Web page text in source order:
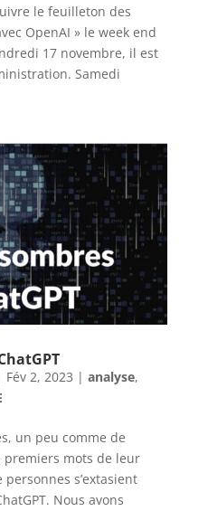
le feuilleton des
OpenAI » le week end
17 novembre, il est
Samedi
Fév 2, 2023 | analyse,
un peu comme de
premiers mots de leur
s’extasient
Nous avons